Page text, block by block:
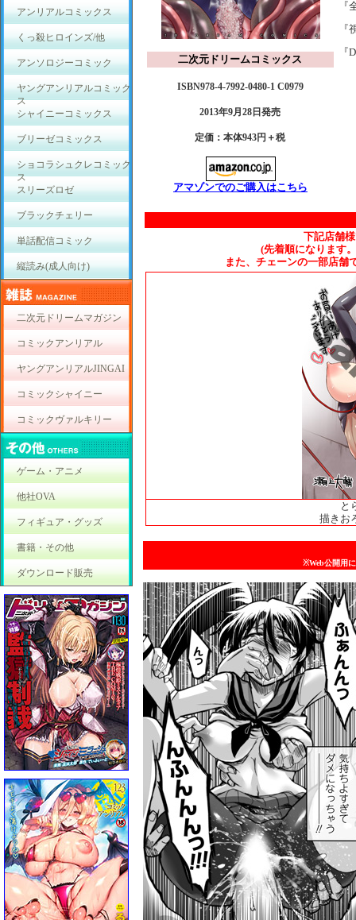
アンリアルコミックス
くっ殺ヒロインズ/他
アンソロジーコミック
ヤングアンリアルコミック
ス
シャイニーコミックス
ブリーゼコミックス
ショコラシュクレコミック
ス
スリーズロゼ
ブラックチェリー
単話配信コミック
縦読み(成人向け)
二次元ドリームマガジン
コミックアンリアル
ヤングアンリアルJINGAI
コミックシャイニー
コミックヴァルキリー
ゲーム・アニメ
他社OVA
フィギュア・グッズ
書籍・その他
ダウンロード販売
二次元ドリームコミックス
ISBN978-4-7992-0480-1 C0979
2013年9月28日発売
定価：本体943円＋税
アマゾンでのご購入はこちら
『
『
下記店舗
(先着順になります
また、チェーンの一部店舗
と
描きお
※Web公開用